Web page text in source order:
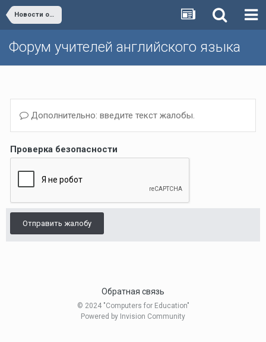
Новости образования
Форум учителей английского языка
Дополнительно: введите текст жалобы.
Проверка безопасности
Отправить жалобу
Обратная связь
© 2024 "Computers for Education"
Powered by Invision Community